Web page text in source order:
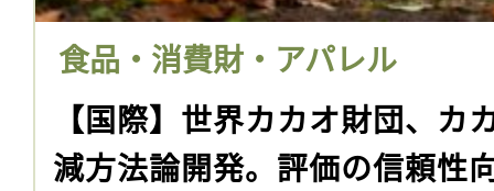
食品・消費財・アパレル
【国際】世界カカオ財団、カ
減方法論開発。評価の信頼性